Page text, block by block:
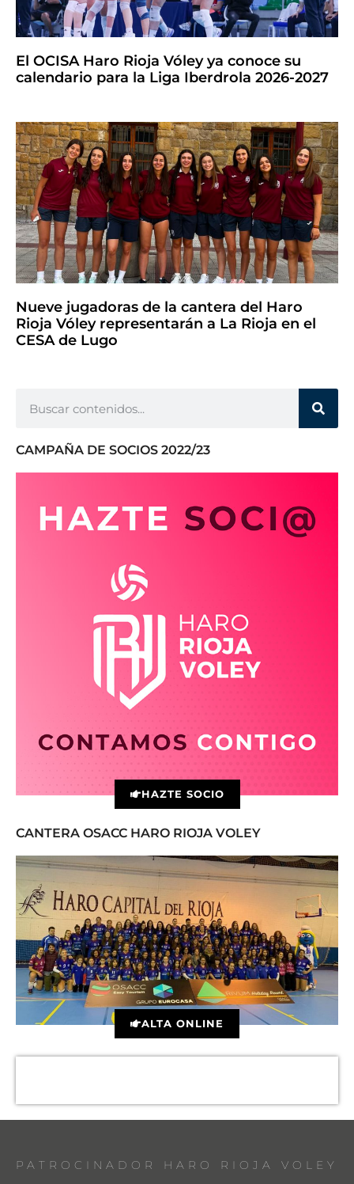
El OCISA Haro Rioja Vóley ya conoce su
calendario para la Liga Iberdrola 2026-2027
Nueve jugadoras de la cantera del Haro
Rioja Vóley representarán a La Rioja en el
CESA de Lugo
CAMPAÑA DE SOCIOS 2022/23
HAZTE SOCIO
CANTERA OSACC HARO RIOJA VOLEY
ALTA ONLINE
PATROCINADOR HARO RIOJA VOLEY